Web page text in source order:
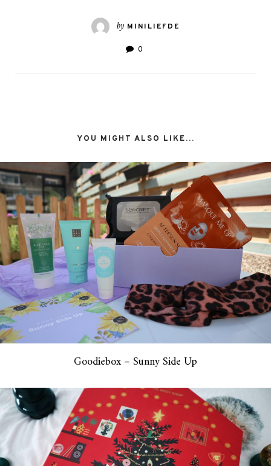
by MINILIEFDE
0
YOU MIGHT ALSO LIKE...
Goodiebox – Sunny Side Up